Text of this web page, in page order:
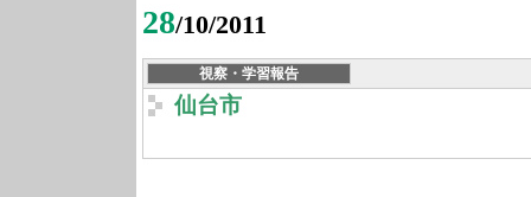
28/10/2011
視察・学習報告
仙台市